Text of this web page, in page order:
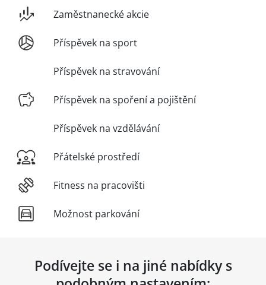
Zaměstnanecké akcie
Příspěvek na sport
Příspěvek na stravování
Příspěvek na spoření a pojištění
Příspěvek na vzdělávání
Přátelské prostředí
Fitness na pracovišti
Možnost parkování
Podívejte se i na jiné nabídky s